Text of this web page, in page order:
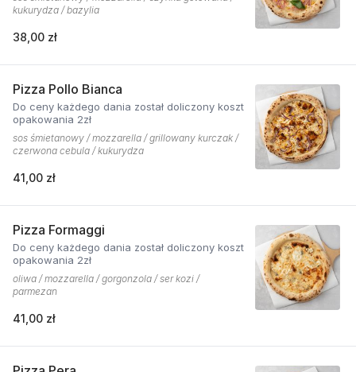
kukurydza / bazylia
38,00 zł
Pizza Pollo Bianca
Do ceny każdego dania został doliczony koszt
opakowania 2zł
sos śmietanowy / mozzarella / grillowany kurczak /
czerwona cebula / kukurydza
41,00 zł
Pizza Formaggi
Do ceny każdego dania został doliczony koszt
opakowania 2zł
oliwa / mozzarella / gorgonzola / ser kozi /
parmezan
41,00 zł